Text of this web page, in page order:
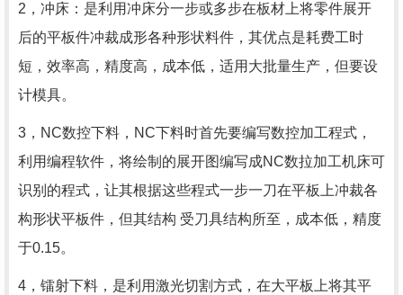
2，冲床：是利用冲床分一步或多步在板材上将零件展开
后的平板件冲裁成形各种形状料件，其优点是耗费工时
短，效率高，精度高，成本低，适用大批量生产，但要设
计模具。
3，NC数控下料，NC下料时首先要编写数控加工程式，
利用编程软件，将绘制的展开图编写成NC数拉加工机床可
识别的程式，让其根据这些程式一步一刀在平板上冲裁各
构形状平板件，但其结构 受刀具结构所至，成本低，精度
于0.15。
4，镭射下料，是利用激光切割方式，在大平板上将其平